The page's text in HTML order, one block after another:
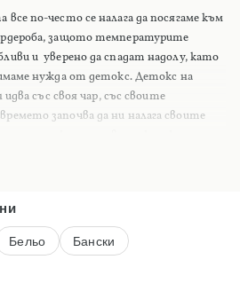
по-често се налага да посягаме към
защото температурите
и уверено да спадат надолу, като
нужда от детокс. Детокс на
със своя чар, със своите
започва да ни налага своите
с август е
означава повече
е толкова разнообразна. Ще
отдамски блузи с дълъг ръкав
Бельо Бански